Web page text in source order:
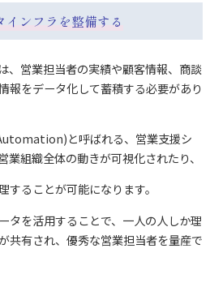
ンフラを整備する
、営業担当者の実績や顧客情報、商談
報をデータ化して蓄積する必要があり
と呼ばれる、営業支援シ
業組織全体の動きが可視化されたり、
することが可能になります。
タを活用することで、一人の人しか理
共有され、優秀な営業担当者を量産で